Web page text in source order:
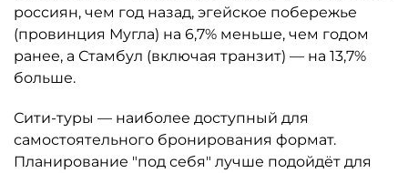
россиян, чем год назад, эгейское побережье
(провинция Мугла) на 6,7% меньше, чем годом
ранее, а Стамбул (включая транзит) — на 13,7%
больше.
Сити-туры — наиболее доступный для
самостоятельного бронирования формат.
Планирование "под себя" лучше подойдёт для